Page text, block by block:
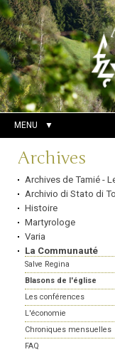
Aller
au
contenu.
|
Aller
à
la
navigation
Outils
personnels
Chercher par
Recherche
avancée…
MENU
Navigation
Archives
Archives de Tamié -
Archivio di Stato di
Histoire
Martyrologe
Varia
La Communauté
Salve Regina
Blasons de l'église
Les conférences
L'économie
Chroniques mensuelles
FAQ